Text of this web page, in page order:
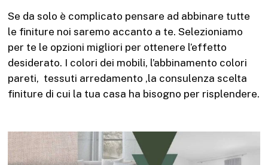
Se da solo è complicato pensare ad abbinare tutte
le finiture noi saremo accanto a te. Selezioniamo
per te le opzioni migliori per ottenere l’effetto
desiderato. I colori dei mobili, l’abbinamento colori
pareti, tessuti arredamento ,la consulenza scelta
finiture di cui la tua casa ha bisogno per risplendere.